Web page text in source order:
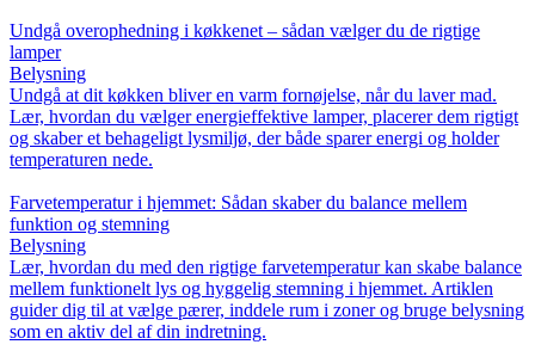
Undgå overophedning i køkkenet – sådan vælger du de rigtige
lamper
Belysning
Undgå at dit køkken bliver en varm fornøjelse, når du laver mad.
Lær, hvordan du vælger energieffektive lamper, placerer dem rigtigt
og skaber et behageligt lysmiljø, der både sparer energi og holder
temperaturen nede.
Farvetemperatur i hjemmet: Sådan skaber du balance mellem
funktion og stemning
Belysning
Lær, hvordan du med den rigtige farvetemperatur kan skabe balance
mellem funktionelt lys og hyggelig stemning i hjemmet. Artiklen
guider dig til at vælge pærer, inddele rum i zoner og bruge belysning
som en aktiv del af din indretning.